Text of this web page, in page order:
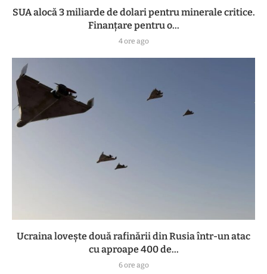
SUA alocă 3 miliarde de dolari pentru minerale critice.
Finanțare pentru o...
4 ore ago
Ucraina lovește două rafinării din Rusia într-un atac
cu aproape 400 de...
6 ore ago